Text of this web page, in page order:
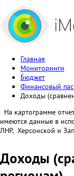
Главная
Мониторинги
Бюджет
Финансовый
Доходы
На картограмме
имеются данные в
ЛНР, Херсонской и
Доходы